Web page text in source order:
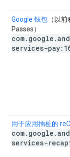
Google 钱包 （以
Passes）
com. google .
services-
用于应用插桩的
com. google .
services-